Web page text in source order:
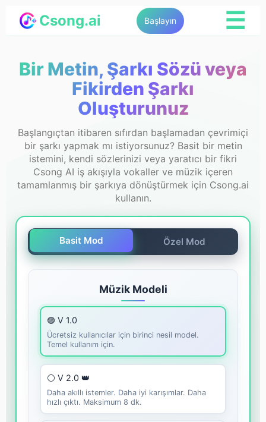
Csong.ai Başlayın ☰
Bir Metin, Şarkı Sözü veya
Fikirden Şarkı
Oluşturunuz
Başlangıçtan itibaren sıfırdan başlamadan çevrimiçi
bir şarkı yapmak mı istiyorsunuz? Basit bir metin
istemini, kendi sözlerinizi veya yaratıcı bir fikri
Csong AI iş akışıyla vokaller ve müzik içeren
tamamlanmış bir şarkıya dönüştürmek için Csong.ai
kullanın.
Basit Mod Özel Mod
Müzik Modeli
🟣 V 1.0
Ücretsiz kullanıcılar için birinci nesil model.
Temel kullanım için.
⚪ V 2.0 👑
Daha akıllı istemler. Daha iyi karışımlar. Daha
hızlı çıktı. Maksimum 8 dk.